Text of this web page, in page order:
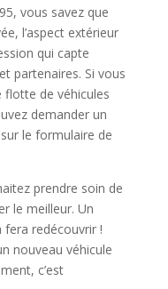
vous savez que
l’aspect extérieur
qui capte
partenaires. Si vous
flotte de véhicules
demander un
le formulaire de
prendre soin de
le meilleur. Un
redécouvrir !
nouveau véhicule
c’est